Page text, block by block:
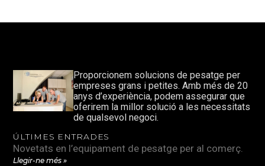
Proporcionem solucions de pesatge per
empreses grans i petites. Amb més de 20
anys d’experiència, podem assegurar que
oferirem la millor solució a les necessitats
de qualsevol negoci.
ÚLTIMES ENTRADES
Novetats en l’equipament de pesatge per al comerç.
Llegir-ne més »